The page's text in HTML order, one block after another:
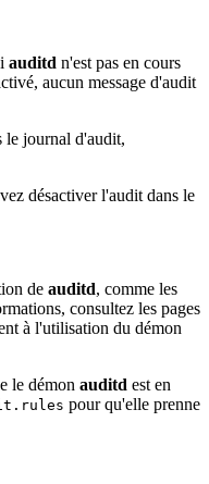
auditd n'est pas en cours
aucun message d'audit
le journal d'audit,
désactiver l'audit dans le
de auditd, comme les
consultez les pages
à l'utilisation du démon
le démon auditd est en
pour qu'elle prenne